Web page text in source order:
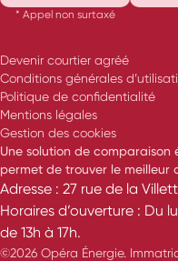
* Appel non surtaxé
Devenir courtier agréé
Conditions générales
Politique de confidentialité
Mentions légales
Gestion des cookies
Une solution de
permet de trouver le meilleur
Adresse : 27 rue de la
Horaires d’ouverture : Du
de 13h à 17h.
©2026 Opéra Énergie.